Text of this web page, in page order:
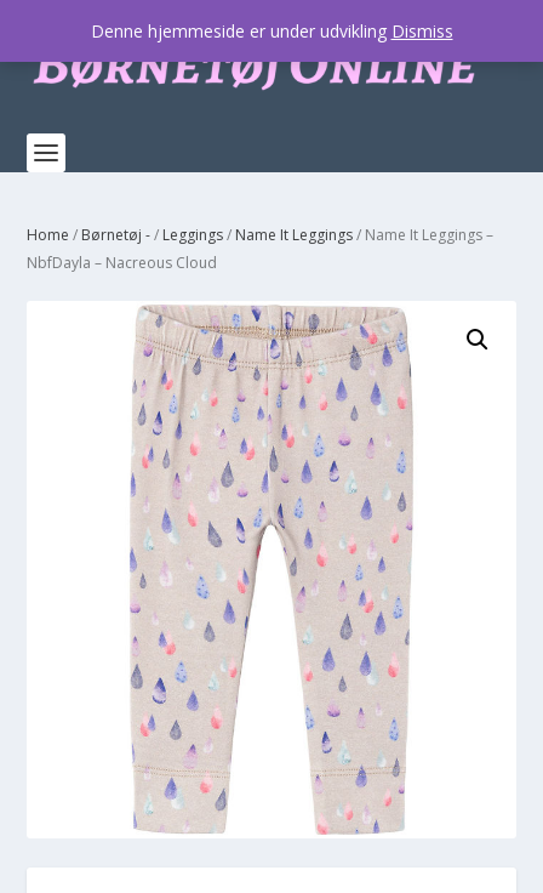
Home / Børnetøj -/ Leggings/ Name It Leggings/ Name It Leggings –
NbfDayla – Nacreous Cloud
Denne hjemmeside er under udvikling Dismiss